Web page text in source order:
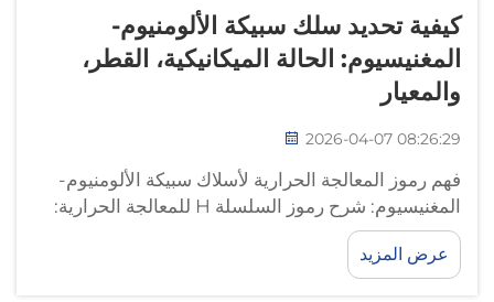
كيفية تحديد سلك سبيكة الألومنيوم-
المغنيسيوم: الحالة الميكانيكية، القطر،
والمعيار
2026-04-07 08:26:29
فهم رموز المعالجة الحرارية لأسلاك سبيكة الألومنيوم-
المغنيسيوم: شرح رموز السلسلة H للمعالجة الحرارية:
السلسلة H إلى حالات التصلب الناتجة عن التشويه
الميكانيكي، وهي ضرورية للسبائك غير القابلة للتصليب
عرض المزيد